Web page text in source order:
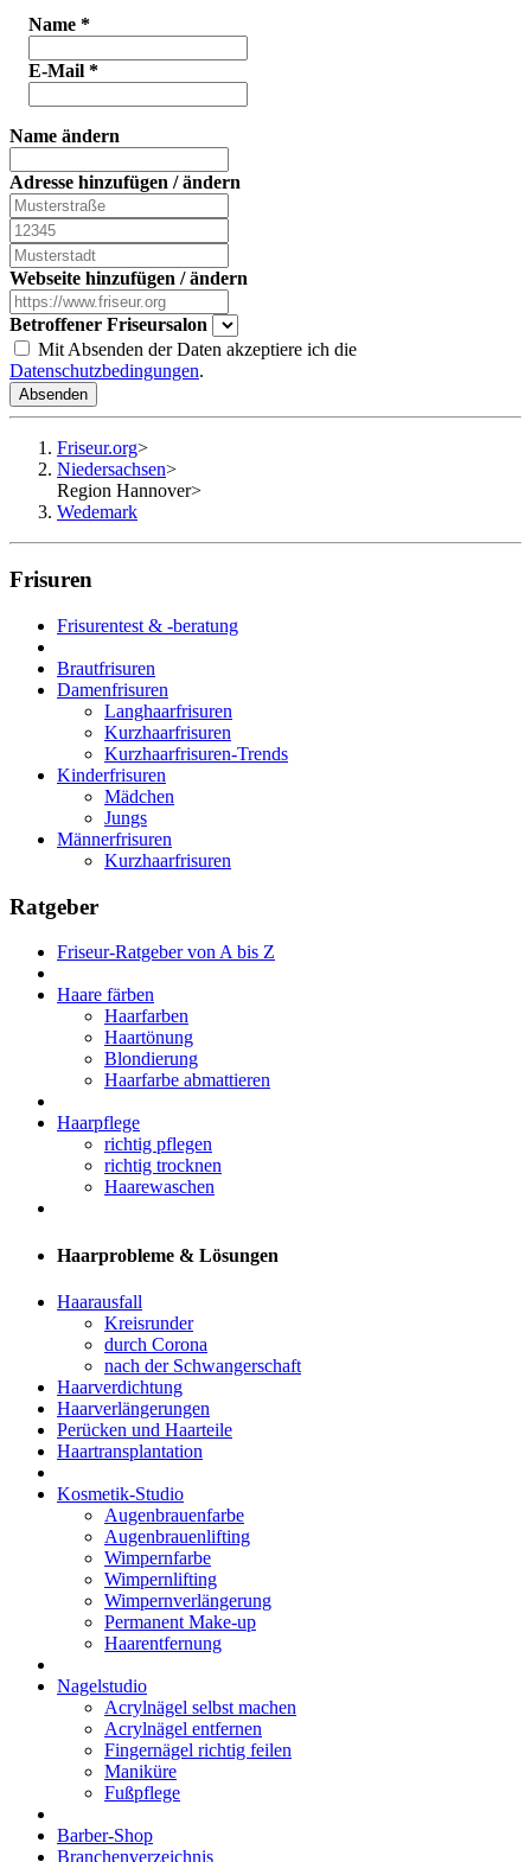
Name *
E-Mail *
Name ändern
Adresse hinzufügen / ändern
Webseite hinzufügen / ändern
Betroffener Friseursalon
Mit Absenden der Daten akzeptiere ich die
Datenschutzbedingungen.
Absenden
Friseur.org>
Niedersachsen>
Region Hannover>
Wedemark
Frisuren
Frisurentest & -beratung
Brautfrisuren
Damenfrisuren
Langhaarfrisuren
Kurzhaarfrisuren
Kurzhaarfrisuren-Trends
Kinderfrisuren
Mädchen
Jungs
Männerfrisuren
Kurzhaarfrisuren
Ratgeber
Friseur-Ratgeber von A bis Z
Haare färben
Haarfarben
Haartönung
Blondierung
Haarfarbe abmattieren
Haarpflege
richtig pflegen
richtig trocknen
Haarewaschen
Haarprobleme & Lösungen
Haarausfall
Kreisrunder
durch Corona
nach der Schwangerschaft
Haarverdichtung
Haarverlängerungen
Perücken und Haarteile
Haartransplantation
Kosmetik-Studio
Augenbrauenfarbe
Augenbrauenlifting
Wimpernfarbe
Wimpernlifting
Wimpernverlängerung
Permanent Make-up
Haarentfernung
Nagelstudio
Acrylnägel selbst machen
Acrylnägel entfernen
Fingernägel richtig feilen
Maniküre
Fußpflege
Barber-Shop
Branchenverzeichnis